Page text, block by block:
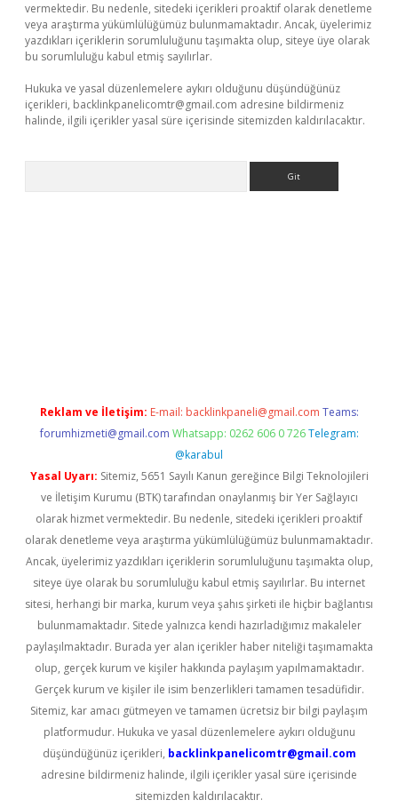
vermektedir. Bu nedenle, sitedeki içerikleri proaktif olarak denetleme
veya araştırma yükümlülüğümüz bulunmamaktadır. Ancak, üyelerimiz
yazdıkları içeriklerin sorumluluğunu taşımakta olup, siteye üye olarak
bu sorumluluğu kabul etmiş sayılırlar.
Hukuka ve yasal düzenlemelere aykırı olduğunu düşündüğünüz
içerikleri, backlinkpanelicomtr@gmail.com adresine bildirmeniz
halinde, ilgili içerikler yasal süre içerisinde sitemizden kaldırılacaktır.
Reklam ve İletişim: E-mail: backlinkpaneli@gmail.com Teams:
forumhizmeti@gmail.com Whatsapp: 0262 606 0 726 Telegram:
@karabul
Yasal Uyarı: Sitemiz, 5651 Sayılı Kanun gereğince Bilgi Teknolojileri
ve İletişim Kurumu (BTK) tarafından onaylanmış bir Yer Sağlayıcı
olarak hizmet vermektedir. Bu nedenle, sitedeki içerikleri proaktif
olarak denetleme veya araştırma yükümlülüğümüz bulunmamaktadır.
Ancak, üyelerimiz yazdıkları içeriklerin sorumluluğunu taşımakta olup,
siteye üye olarak bu sorumluluğu kabul etmiş sayılırlar. Bu internet
sitesi, herhangi bir marka, kurum veya şahıs şirketi ile hiçbir bağlantısı
bulunmamaktadır. Sitede yalnızca kendi hazırladığımız makaleler
paylaşılmaktadır. Burada yer alan içerikler haber niteliği taşımamakta
olup, gerçek kurum ve kişiler hakkında paylaşım yapılmamaktadır.
Gerçek kurum ve kişiler ile isim benzerlikleri tamamen tesadüfidir.
Sitemiz, kar amacı gütmeyen ve tamamen ücretsiz bir bilgi paylaşım
platformudur. Hukuka ve yasal düzenlemelere aykırı olduğunu
düşündüğünüz içerikleri, backlinkpanelicomtr@gmail.com
adresine bildirmeniz halinde, ilgili içerikler yasal süre içerisinde
sitemizden kaldırılacaktır.